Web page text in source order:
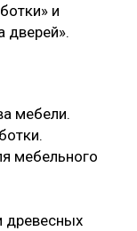
и
дверей».
мебели.
мебельного
древесных